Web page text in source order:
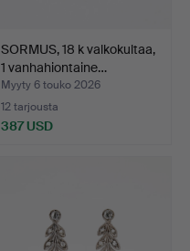
SORMUS, 18 k valkokultaa,
1 vanhahiontaine…
Myyty 6 touko 2026
12 tarjousta
387 USD